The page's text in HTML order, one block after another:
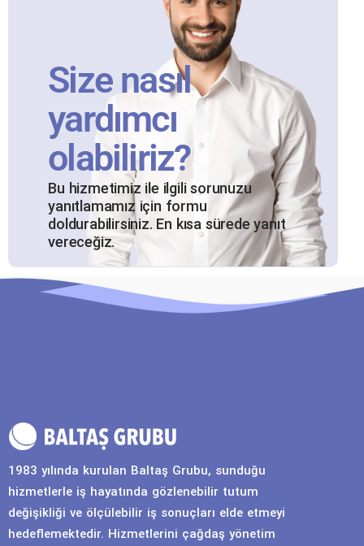
Size nasıl
yardımcı
olabiliriz?
Bu hizmetimiz ile ilgili sorunuzu
yanıtlamamız için formu
doldurabilirsiniz. En kısa sürede yanıt
vereceğiz.
1983 yılında kurulan Baltaş Grubu, sunduğu
hizmetlerle iş hayatında gözlenebilir tutum
değişikliği ve ölçülebilir iş sonuçları elde etmeyi
hedeflemektedir. Hizmetlerini çağdaş yönetim